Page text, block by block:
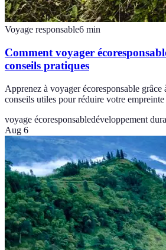
Voyage responsable6 min
Comment voyager
conseils pratiques
Apprenez à voyager écoresponsable grâce
conseils utiles pour réduire votre
voyage écoresponsabledéveloppement
Aug 6